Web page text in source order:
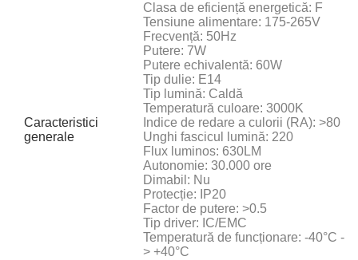
Caracteristici
generale
Clasa de eficiență energetică: F
Tensiune alimentare: 175-265V
Frecvență: 50Hz
Putere: 7W
Putere echivalentă: 60W
Tip dulie: E14
Tip lumină: Caldă
Temperatură culoare: 3000K
Indice de redare a culorii (RA): >80
Unghi fascicul lumină: 220
Flux luminos: 630LM
Autonomie: 30.000 ore
Dimabil: Nu
Protecție: IP20
Factor de putere: >0.5
Tip driver: IC/EMC
Temperatură de funcționare: -40°C -
> +40°C